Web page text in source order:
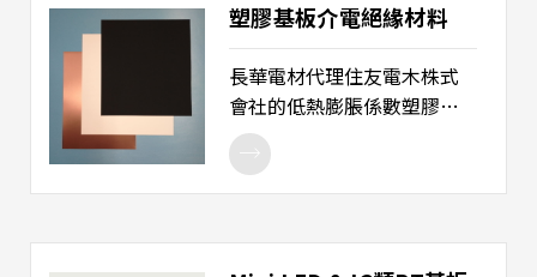
於晶片成品的承載，可應用
於絕多數的晶片種類。 產品
用途： 1. 晶圓切割 2. Map封
裝型態的產品切割 3. 晶片承
載
塑膠基板介電絕緣材料
長華電材代理住友電木株式
會社的低熱膨脹係數塑膠基
板原材料、Core芯板和Pre-
preg預浸材料，為應用於生
產低翹曲需求塑膠基板。著